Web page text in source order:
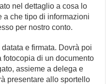
nel dettaglio a cosa lo
a che tipo di informazioni
per nostro conto.
e firmata. Dovrà poi
fotocopia di un documento
assieme a delega e
presentare allo sportello